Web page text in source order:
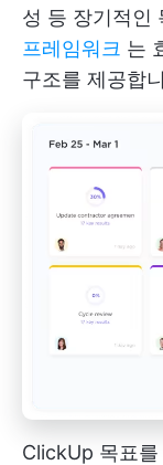
성 등 장기적인
프레임워크 는
구조를 제공합
ClickUp 목표를